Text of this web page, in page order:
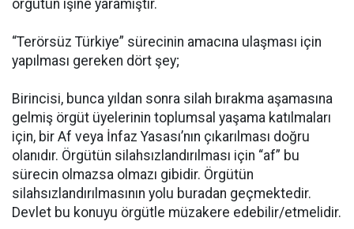
örgütün işine yaramıştır.
“Terörsüz Türkiye” sürecinin amacına ulaşması için
yapılması gereken dört şey;
Birincisi, bunca yıldan sonra silah bırakma aşamasına
gelmiş örgüt üyelerinin toplumsal yaşama katılmaları
için, bir Af veya İnfaz Yasası’nın çıkarılması doğru
olanıdır. Örgütün silahsızlandırılması için “af” bu
sürecin olmazsa olmazı gibidir. Örgütün
silahsızlandırılmasının yolu buradan geçmektedir.
Devlet bu konuyu örgütle müzakere edebilir/etmelidir.